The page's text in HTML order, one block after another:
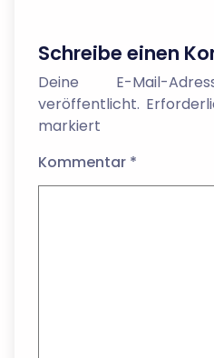
Schreibe einen
Deine E-Mail-
veröffentlicht.
markiert
Kommentar *